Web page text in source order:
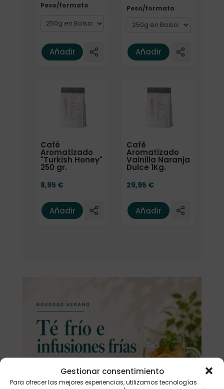
Gestionar consentimiento
Para ofrecer las mejores experiencias, utilizamos tecnologías
Peso/formato
Añadir
Peso/formato
Añadir
Café
Aromatizado
"Turkish Honey"
250 gr.
8,95 €
Añadir
Café
Aromatizado
Vainilla Naranja
Dulce 1Kg.
29,95 €
Añadir